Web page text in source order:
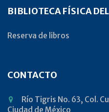
BIBLIOTECA FÍSICA
Reserva de libros
CONTACTO
Río Tigris No. 63, Col.
Ciudad de México